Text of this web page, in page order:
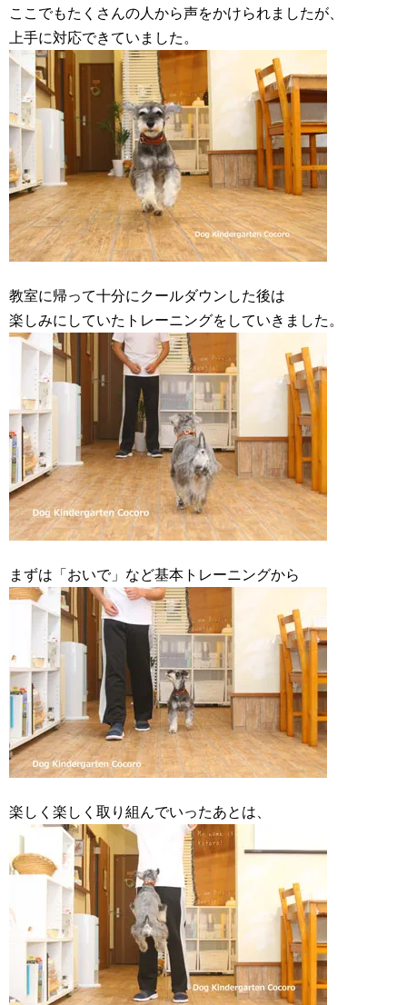
ここでもたくさんの人から声をかけられましたが、
上手に対応できていました。
教室に帰って十分にクールダウンした後は
楽しみにしていたトレーニングをしていきました。
まずは「おいで」など基本トレーニングから
楽しく楽しく取り組んでいったあとは、